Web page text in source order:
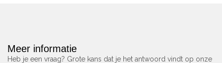
Meer informatie
Heb je een vraag? Grote kans dat je het antwoord vindt op onze